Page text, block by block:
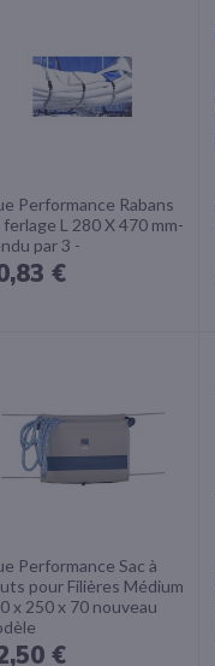
Performance Rabans
L 280 X 470 mm-
par 3 -
€
Performance Sac à
pour Filières Médium
x 250 x 70 nouveau
€